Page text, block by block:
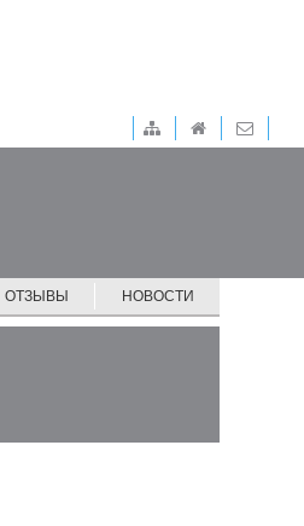
ОТЗЫВЫ НОВОСТИ